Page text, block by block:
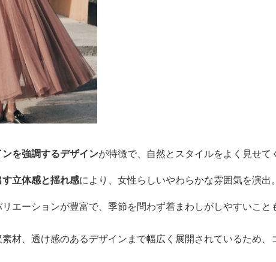
を強調するデザインが特徴で、自然とスタイルをよく見せて
立体感と揺れ感により、女性らしいやわらかな雰囲気を演出。
エーションが豊富で、季節を問わず着まわしがしやすいこと
材、透け感のあるデザインまで幅広く展開されているため、